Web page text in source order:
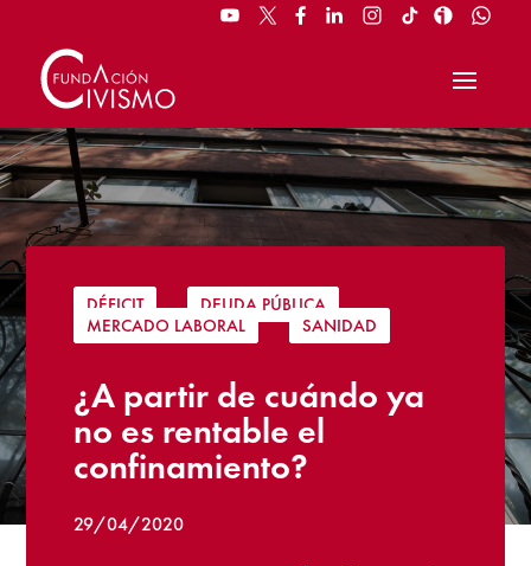
DÉFICIT | DEUDA PÚBLICA
|
MERCADO LABORAL
| SANIDAD
¿A partir de cuándo ya
no es rentable el
confinamiento?
29/04/2020